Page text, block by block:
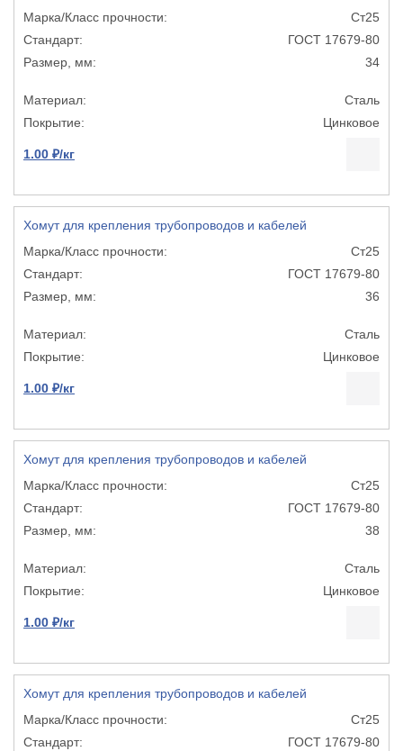
Ст25
ГОСТ 17679-80
34
Сталь
Цинковое
1.00 ₽/кг
Хомут для крепления трубопроводов и кабелей
Ст25
ГОСТ 17679-80
36
Сталь
Цинковое
1.00 ₽/кг
Хомут для крепления трубопроводов и кабелей
Ст25
ГОСТ 17679-80
38
Сталь
Цинковое
1.00 ₽/кг
Хомут для крепления трубопроводов и кабелей
Ст25
ГОСТ 17679-80